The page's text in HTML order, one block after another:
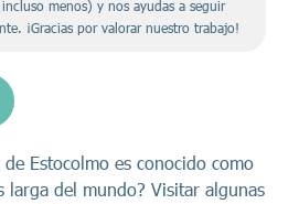
menos) y nos ayudas a seguir
¡Gracias por valorar nuestro trabajo!
Estocolmo es conocido como
larga del mundo? Visitar algunas